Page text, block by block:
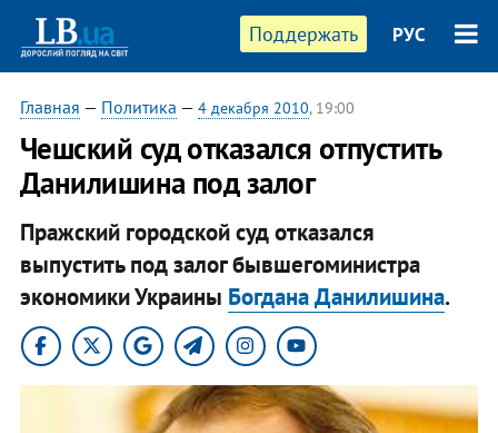
Поддержать РУС
Главная — Политика — 4 декабря 2010, 19:00
Чешский суд отказался отпустить
Данилишина под залог
Пражский городской суд отказался
выпустить под залог бывшегоминистра
экономики Украины Богдана Данилишина. ​